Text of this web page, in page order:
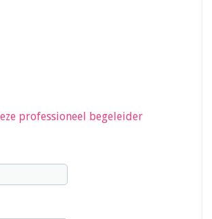
professioneel begeleider